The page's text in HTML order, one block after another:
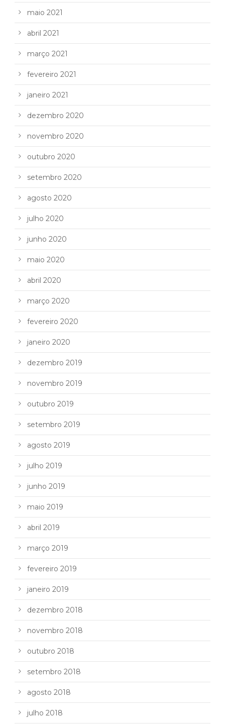
maio 2021
abril 2021
março 2021
fevereiro 2021
janeiro 2021
dezembro 2020
novembro 2020
outubro 2020
setembro 2020
agosto 2020
julho 2020
junho 2020
maio 2020
abril 2020
março 2020
fevereiro 2020
janeiro 2020
dezembro 2019
novembro 2019
outubro 2019
setembro 2019
agosto 2019
julho 2019
junho 2019
maio 2019
abril 2019
março 2019
fevereiro 2019
janeiro 2019
dezembro 2018
novembro 2018
outubro 2018
setembro 2018
agosto 2018
julho 2018